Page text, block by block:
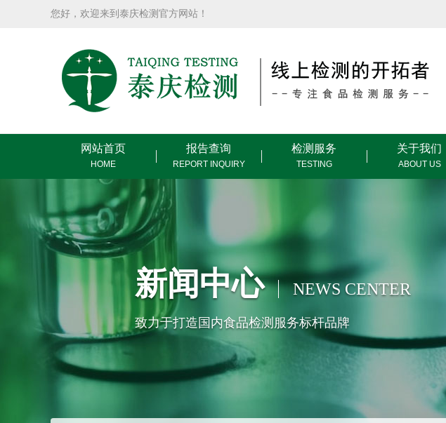
您好，欢迎来到泰庆检测官方网站！
网站首页
HOME
报告查询
REPORT INQUIRY
检测服务
TESTING
关于我们
ABOUT US
新闻中心 NEWS CENTER
致力于打造国内食品检测服务标杆品牌